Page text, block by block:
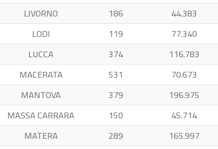
LIVORNO
186
44.383
LODI
119
77.340
LUCCA
374
116.783
MACERATA
531
70.673
MANTOVA
379
196.975
MASSA CARRARA
150
45.714
MATERA
289
165.997